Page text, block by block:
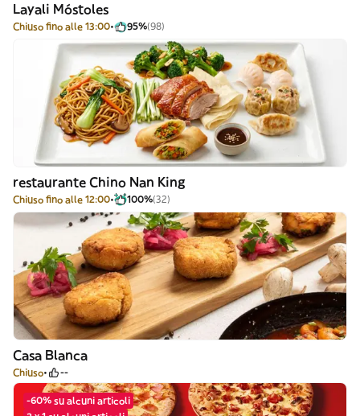
Layali Móstoles
Chiuso fino alle 13:00 95%(98)
restaurante Chino Nan King
Chiuso fino alle 12:00 100%(32)
Casa Blanca
Chiuso --
-60% su alcuni articoli